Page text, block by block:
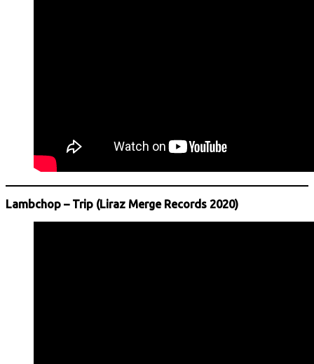
Lambchop – Trip (Liraz Merge Records 2020)